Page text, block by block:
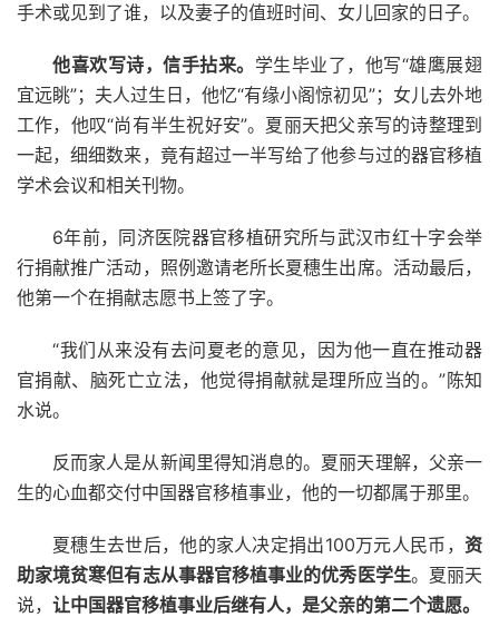
手术或见到了谁，以及妻子的值班时间、女儿回家的日子。
他喜欢写诗，信手拈来。 学生毕业了，他写“雄鹰展翅
宜远眺”；夫人过生日，他忆“有缘小阁惊初见”；女儿去外地
工作，他叹“尚有半生祝好安”。夏丽天把父亲写的诗整理到
一起，细细数来，竟有超过一半写给了他参与过的器官移植
学术会议和相关刊物。
6年前，同济医院器官移植研究所与武汉市红十字会举
行捐献推广活动，照例邀请老所长夏穗生出席。活动最后，
他第一个在捐献志愿书上签了字。
“我们从来没有去问夏老的意见，因为他一直在推动器
官捐献、脑死亡立法，他觉得捐献就是理所应当的。”陈知
水说。
反而家人是从新闻里得知消息的。夏丽天理解，父亲一
生的心血都交付中国器官移植事业，他的一切都属于那里。
夏穗生去世后，他的家人决定捐出100万元人民币， 资
助家境贫寒但有志从事器官移植事业的优秀医学生。夏丽天
说， 让中国器官移植事业后继有人，是父亲的第二个遗愿。